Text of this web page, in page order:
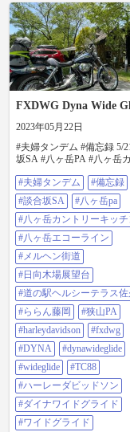
FXDWG Dyna Wide
2023年05月22日
#夫婦タンデム #備忘録 5/21 #談合
坂SA #八ヶ岳PA #八ヶ岳カントリ
ーライン #メルヘン街道 #日向木場
展望台 #道の駅ヘルシーテラス佐久
南 #ららん藤岡 #狭山PA
#harleydavidson #fxdwg
#dynawideglide #wideglide
ーレーダビッドソン #ダイ
グライド #ワイドグライド
ンちゃん
#夫婦タンデム
#備忘録
#談合坂SA
#八ヶ岳pa
#八ヶ岳カントリーキッ
カリー
#八ヶ岳エコーライン
#メルヘン街道
#日向木場展望台
#道の駅ヘルシーテラス
#ららん藤岡
#狭山PA
#harleydavidson
#fxdwg
#DYNA
#dynawideglide
#wideglide
#TC88
#ハーレーダビッドソン
#ダイナワイドグライド
#ワイドグライド